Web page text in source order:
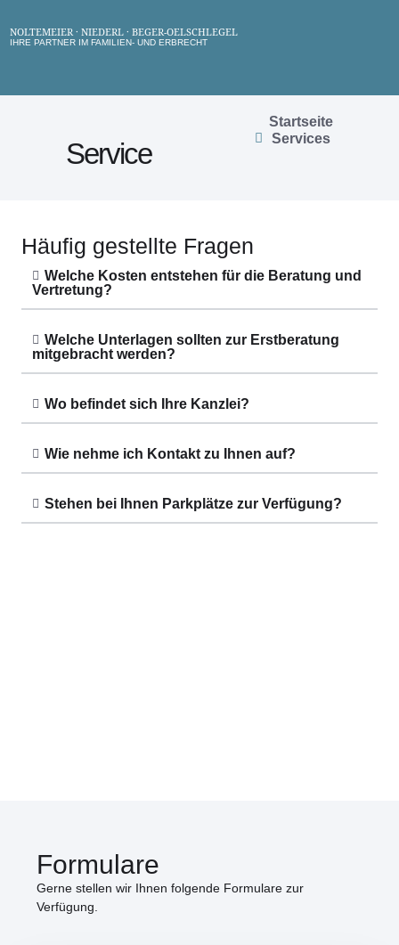
NOLTEMEIER · NIEDERL · BEGER-OELSCHLEGEL
IHRE PARTNER IM FAMILIEN- UND ERBRECHT
Service
Startseite
Services
Häufig gestellte Fragen
Welche Kosten entstehen für die Beratung und
Vertretung?
Welche Unterlagen sollten zur Erstberatung
mitgebracht werden?
Wo befindet sich Ihre Kanzlei?
Wie nehme ich Kontakt zu Ihnen auf?
Stehen bei Ihnen Parkplätze zur Verfügung?
Formulare
Gerne stellen wir Ihnen folgende Formulare zur
Verfügung.